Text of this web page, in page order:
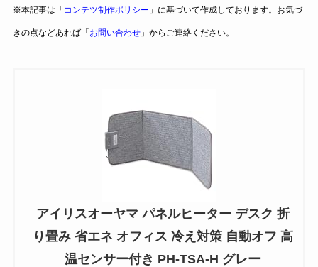
※本記事は「 コンテツ制作ポリシー 」に基づいて作成しております。お気づ
きの点などあれば「お問い合わせ」からご連絡ください。
アイリスオーヤマ パネルヒーター デスク 折
り畳み 省エネ オフィス 冷え対策 自動オフ 高
温センサー付き PH-TSA-H グレー